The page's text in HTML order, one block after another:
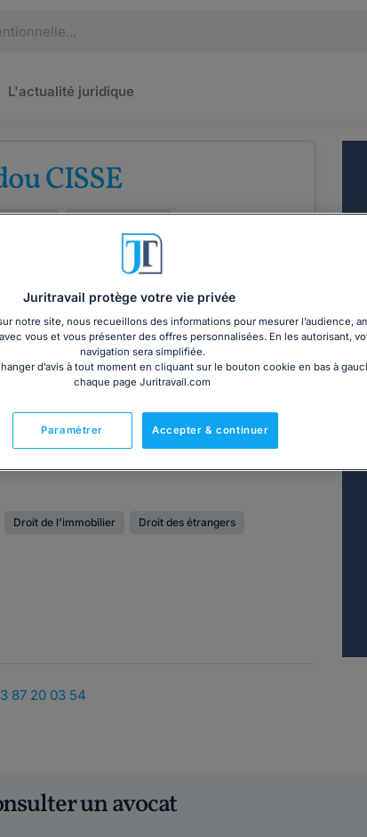
L'actualité juridique
CISSE
COORDONNÉES
Droit de l'immobilier Droit des étrangers
87 20 03 54
un avocat
Juritravail protège votre vie privée
notre site, nous recueillons des informations pour mesurer l’audience,
vous et vous présenter des offres personnalisées. En les autorisant,
navigation sera simplifiée.
d’avis à tout moment en cliquant sur le bouton cookie en bas à
chaque page Juritravail.com
Accepter & continuer
Paramétrer